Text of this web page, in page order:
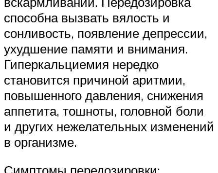
способна вызвать вялость и
сонливость, появление депрессии,
ухудшение памяти и внимания.
Гиперкальциемия нередко
становится причиной аритмии,
повышенного давления, снижения
аппетита, тошноты, головной боли
и других нежелательных изменений
в организме.
Симптомы передозировки: